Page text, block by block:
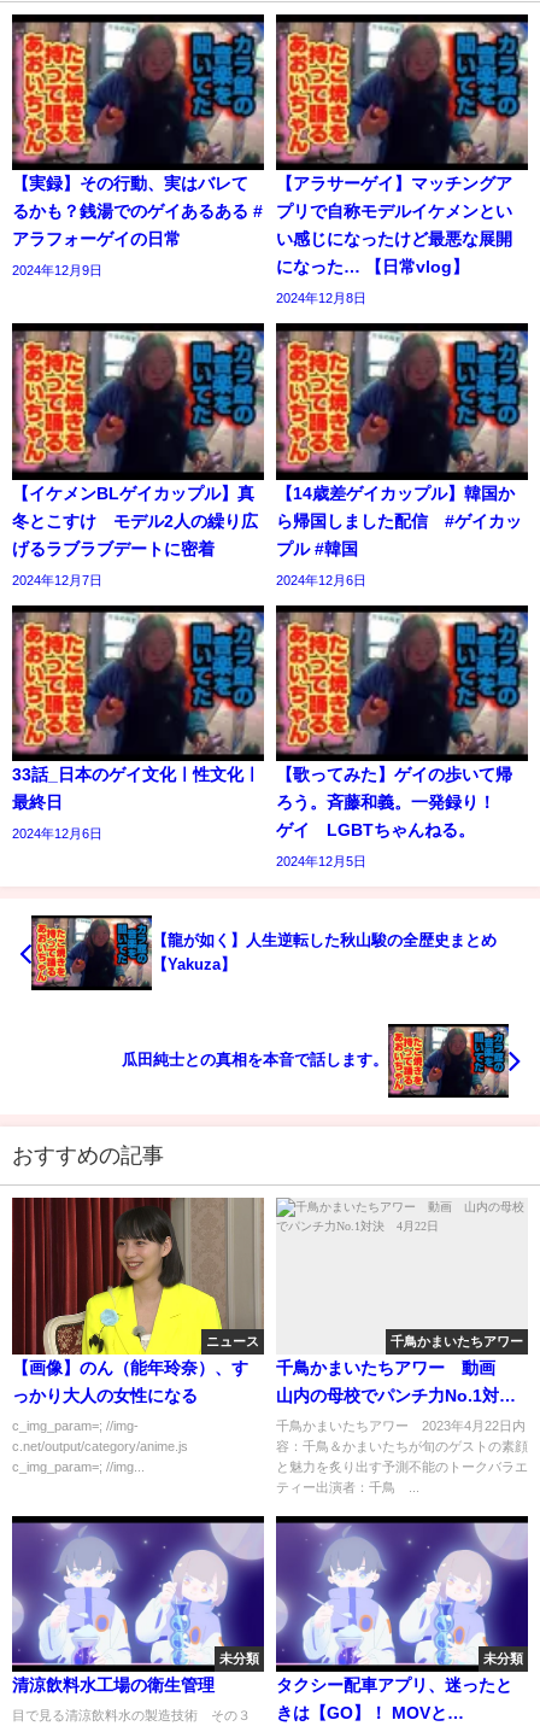
【実録】その行動、実はバレて
るかも？銭湯でのゲイあるある #
アラフォーゲイの日常
2024年12月9日
【アラサーゲイ】マッチングア
プリで自称モデルイケメンとい
い感じになったけど最悪な展開
になった… 【日常vlog】
2024年12月8日
【イケメンBLゲイカップル】真
冬とこすけ モデル2人の繰り広
げるラブラブデートに密着
2024年12月7日
【14歳差ゲイカップル】韓国か
ら帰国しました配信 #ゲイカッ
プル #韓国
2024年12月6日
33話_日本のゲイ文化ㅣ性文化ㅣ
最終日
2024年12月6日
【歌ってみた】ゲイの歩いて帰
ろう。斉藤和義。一発録り！
ゲイ LGBTちゃんねる。
2024年12月5日
【龍が如く】人生逆転した秋山駿の全歴史まとめ
【Yakuza】
瓜田純士との真相を本音で話します。
おすすめの記事
ニュース
【画像】のん（能年玲奈）、す
っかり大人の女性になる
c_img_param=; //img-
c.net/output/category/anime.js
c_img_param=; //img...
千鳥かまいたちアワー
千鳥かまいたちアワー 動画
山内の母校でパンチ力No.1対
決 4月22日
千鳥かまいたちアワー 2023年4月22日内
容：千鳥＆かまいたちが旬のゲストの素顔
と魅力を炙り出す予測不能のトークバラエ
ティー出演者：千鳥 ...
未分類
清涼飲料水工場の衛生管理
目で見る清涼飲料水の製造技術 その３
未分類
タクシー配車アプリ、迷ったと
きは【GO】！ MOVと